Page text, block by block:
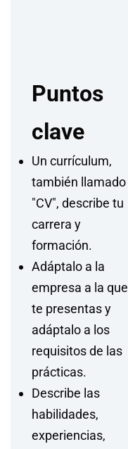
Puntos
clave
Un currículum,
también llamado
"CV", describe tu
carrera y
formación.
Adáptalo a la
empresa a la que
te presentas y
adáptalo a los
requisitos de las
prácticas.
Describe las
habilidades,
experiencias,